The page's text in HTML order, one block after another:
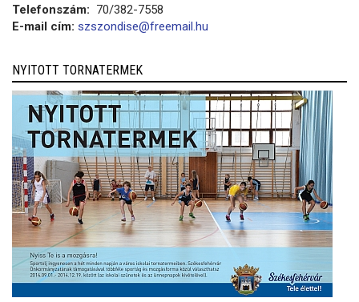
Telefonszám: 70/382-7558
E-mail cím: szszondise@freemail.hu
NYITOTT TORNATERMEK